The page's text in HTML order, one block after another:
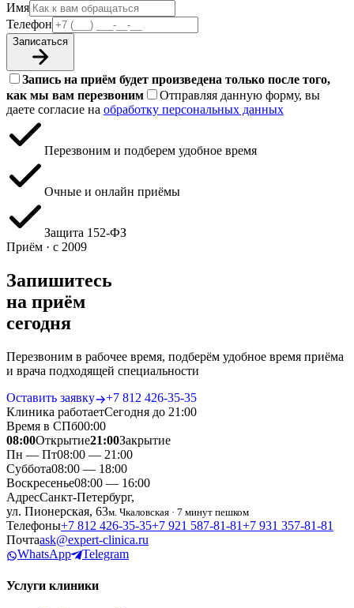
Имя
Телефон
Записаться
Запись на приём будет произведена только после того,
как мы вам перезвоним
Отправляя данную форму, вы
даете согласие на обработку персональных данных
Перезвоним и подберем удобное время
Очные и онлайн приёмы
Защита 152‑ФЗ
Приём · с 2009
Запишитесь
на приём
сегодня
Перезвоним в рабочее время, подберём удобное время приёма
и врача подходящей специальности
Оставить заявку
+7 812 426‑35‑35
Клиника работаетСегодня до 21:00
Время в СПб00:00
08:00Открытие21:00Закрытие
Пн — Пт08:00 — 21:00
Суббота08:00 — 18:00
Воскресенье08:00 — 16:00
АдресСанкт-Петербург,
ул. Пионерская, 63м. Чкаловская · 7 минут пешком
Телефоны+7 812 426‑35‑35+7 921 587‑81‑81+7 931 357‑81‑81
Почтаask@expert-clinica.ru
WhatsApp
Telegram
Услуги клиники